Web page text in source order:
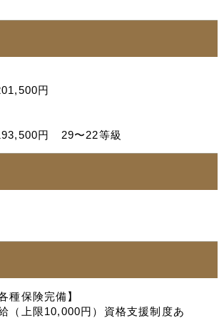
円
円 29〜22等級
種保険完備】
（上限10,000円）資格支援制度あ